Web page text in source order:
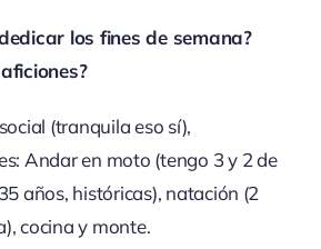
los fines de semana?
(tranquila eso sí),
Andar en moto (tengo 3 y 2 de
años, históricas), natación (2
cocina y monte.